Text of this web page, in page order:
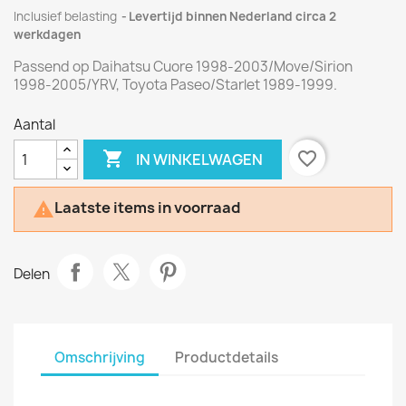
Inclusief belasting
Levertijd binnen Nederland circa 2
werkdagen
Passend op Daihatsu Cuore 1998-2003/Move/Sirion
1998-2005/YRV, Toyota Paseo/Starlet 1989-1999.
Aantal
 IN WINKELWAGEN favorite_border
Laatste items in voorraad
Delen
Omschrijving Productdetails